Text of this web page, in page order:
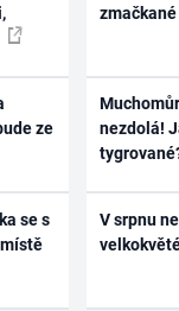
ze
se s
nezdolá!
V srpnu